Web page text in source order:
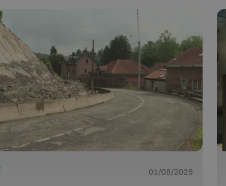
01/08/2025